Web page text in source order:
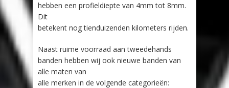
hebben een profieldiepte van 4mm tot 8mm.
Dit
betekent nog tienduizenden kilometers rijden.
Naast ruime voorraad aan tweedehands
banden hebben wij ook nieuwe banden van
alle maten van
alle merken in de volgende categorieën: